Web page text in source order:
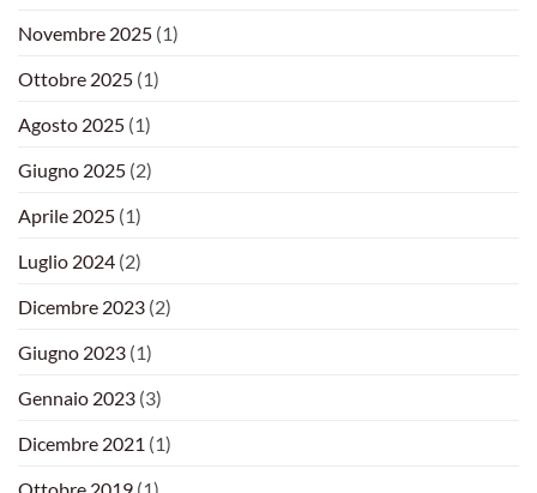
Novembre 2025 (1)
Ottobre 2025 (1)
Agosto 2025 (1)
Giugno 2025 (2)
Aprile 2025 (1)
Luglio 2024 (2)
Dicembre 2023 (2)
Giugno 2023 (1)
Gennaio 2023 (3)
Dicembre 2021 (1)